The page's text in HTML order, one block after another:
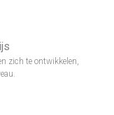
zich te ontwikkelen,